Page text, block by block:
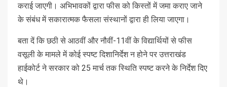
कराई जाएगी। अभिभावकों द्वारा फीस को किस्तों में जमा कराए जाने
के संबंध में सकारात्मक फैसला संस्थानों द्वारा ही लिया जाएगा।
बता दें कि छठी से आठवीं और नौवीं-11वीं के विद्यार्थियों से फीस
वसूली के मामले में कोई स्पष्ट दिशानिर्देश न होने पर उत्तराखंड
हाईकोर्ट ने सरकार को 25 मार्च तक स्थिति स्पष्ट करने के निर्देश दिए
थे।